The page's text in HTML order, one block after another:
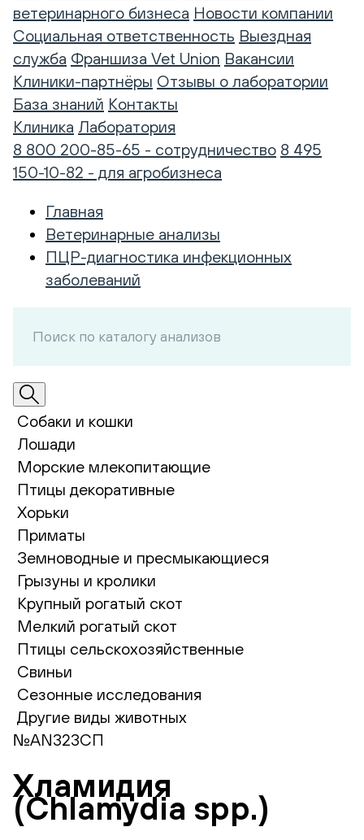
ветеринарного бизнеса Новости компании
Социальная ответственность Выездная
служба Франшиза Vet Union Вакансии
Клиники-партнёры Отзывы о лаборатории
База знаний Контакты
Клиника Лаборатория
8 800 200-85-65 - сотрудничество 8 495
150-10-82 - для агробизнеса
Главная
Ветеринарные анализы
ПЦР-диагностика инфекционных
заболеваний
Собаки и кошки
Лошади
Морские млекопитающие
Птицы декоративные
Хорьки
Приматы
Земноводные и пресмыкающиеся
Грызуны и кролики
Крупный рогатый скот
Мелкий рогатый скот
Птицы сельскохозяйственные
Свиньи
Сезонные исследования
Другие виды животных
№AN323СП
Хламидия
(Chlamydia spp.)